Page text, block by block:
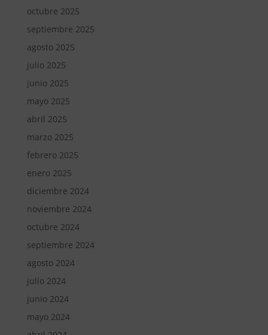
octubre 2025
septiembre 2025
agosto 2025
julio 2025
junio 2025
mayo 2025
abril 2025
marzo 2025
febrero 2025
enero 2025
diciembre 2024
noviembre 2024
octubre 2024
septiembre 2024
agosto 2024
julio 2024
junio 2024
mayo 2024